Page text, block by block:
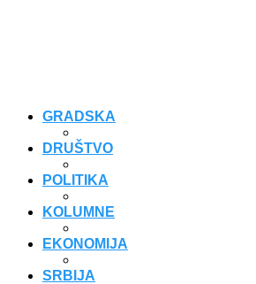
GRADSKA
DRUŠTVO
POLITIKA
KOLUMNE
EKONOMIJA
SRBIJA